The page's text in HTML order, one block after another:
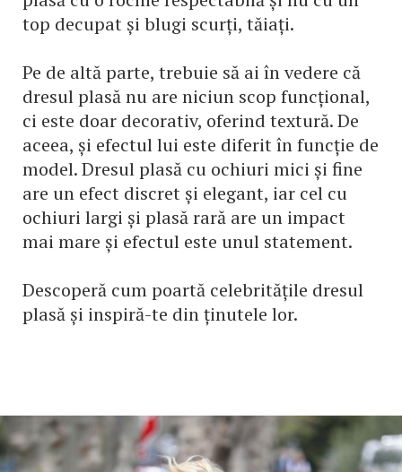
top decupat și blugi scurți, tăiați.
Pe de altă parte, trebuie să ai în vedere că
dresul plasă nu are niciun scop funcțional,
ci este doar decorativ, oferind textură. De
aceea, și efectul lui este diferit în funcție de
model. Dresul plasă cu ochiuri mici și fine
are un efect discret și elegant, iar cel cu
ochiuri largi și plasă rară are un impact
mai mare și efectul este unul statement.
Descoperă cum poartă celebritățile dresul
plasă și inspiră-te din ținutele lor.